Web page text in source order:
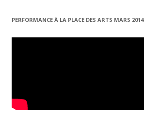
PERFORMANCE À LA PLACE DES ARTS MARS 2014